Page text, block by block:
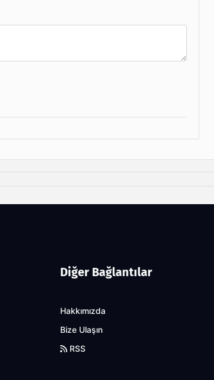
Diğer Bağlantılar
Hakkımızda
Bize Ulaşın
RSS